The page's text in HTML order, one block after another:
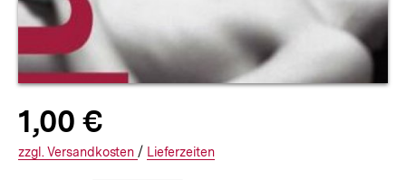
Allgemeine
Informationen
Produktpreis:
1,00 €1
€
zuzüglich
Versandkosten
Interner
Informationen
zzgl. zuzüglichen
Versandkosten / Interner
Informationen
Lieferzeiten